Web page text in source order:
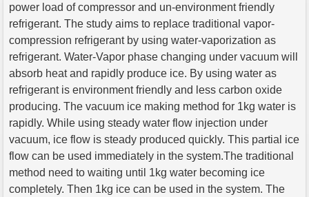
power load of compressor and un-environment friendly
refrigerant. The study aims to replace traditional vapor-
compression refrigerant by using water-vaporization as
refrigerant. Water-Vapor phase changing under vacuum will
absorb heat and rapidly produce ice. By using water as
refrigerant is environment friendly and less carbon oxide
producing. The vacuum ice making method for 1kg water is
rapidly. While using steady water flow injection under
vacuum, ice flow is steady produced quickly. This partial ice
flow can be used immediately in the system.The traditional
method need to waiting until 1kg water becoming ice
completely. Then 1kg ice can be used in the system. The